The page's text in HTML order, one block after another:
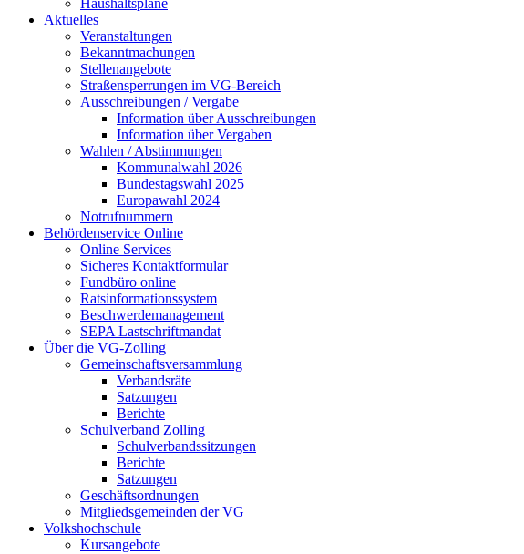
Haushaltspläne
Aktuelles
Veranstaltungen
Bekanntmachungen
Stellenangebote
Straßensperrungen im VG-Bereich
Ausschreibungen / Vergabe
Information über Ausschreibungen
Information über Vergaben
Wahlen / Abstimmungen
Kommunalwahl 2026
Bundestagswahl 2025
Europawahl 2024
Notrufnummern
Behördenservice Online
Online Services
Sicheres Kontaktformular
Fundbüro online
Ratsinformationssystem
Beschwerdemanagement
SEPA Lastschriftmandat
Über die VG-Zolling
Gemeinschaftsversammlung
Verbandsräte
Satzungen
Berichte
Schulverband Zolling
Schulverbandssitzungen
Berichte
Satzungen
Geschäftsordnungen
Mitgliedsgemeinden der VG
Volkshochschule
Kursangebote